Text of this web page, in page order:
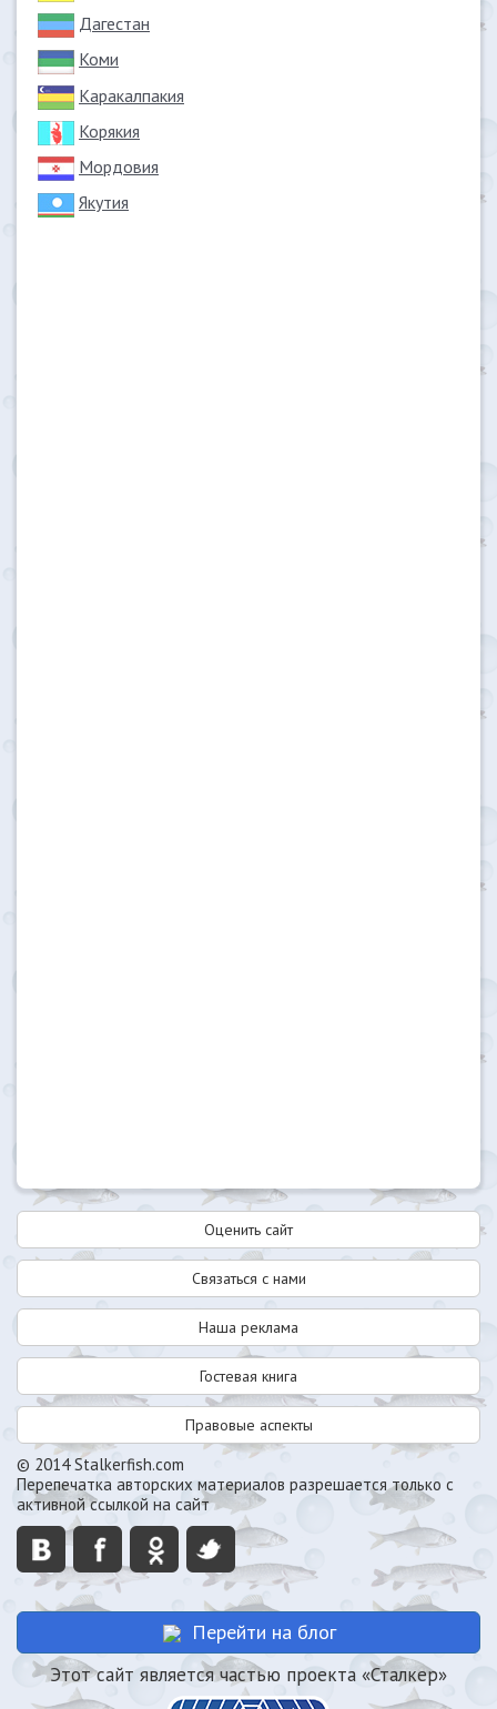
Дагестан
Коми
Каракалпакия
Корякия
Мордовия
Якутия
Оценить сайт
Связаться с нами
Наша реклама
Гостевая книга
Правовые аспекты
© 2014 Stalkerfish.com
Перепечатка авторских материалов разрешается только с
активной ссылкой на сайт
Перейти на блог
Этот сайт является частью проекта «Сталкер»